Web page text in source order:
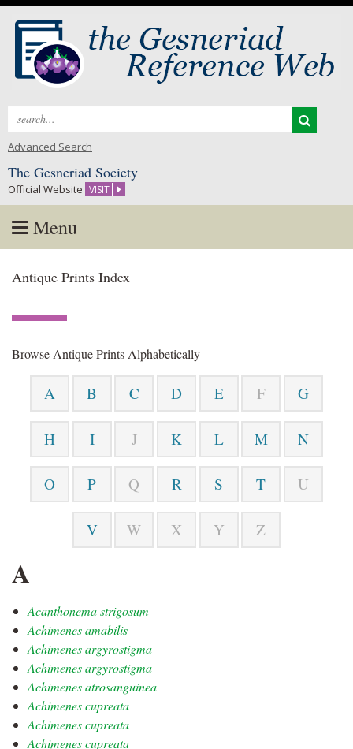
Search
Advanced Search
The Gesneriad Society
Official Website VISIT
Menu
to
Antique Prints Index
Browse Antique Prints Alphabetically
A B C D E F G
H I J K L M N
O P Q R S T U
V W X Y Z
A
Acanthonema strigosum
Achimenes amabilis
Achimenes argyrostigma
Achimenes argyrostigma
Achimenes atrosanguinea
Achimenes cupreata
Achimenes cupreata
Achimenes cupreata